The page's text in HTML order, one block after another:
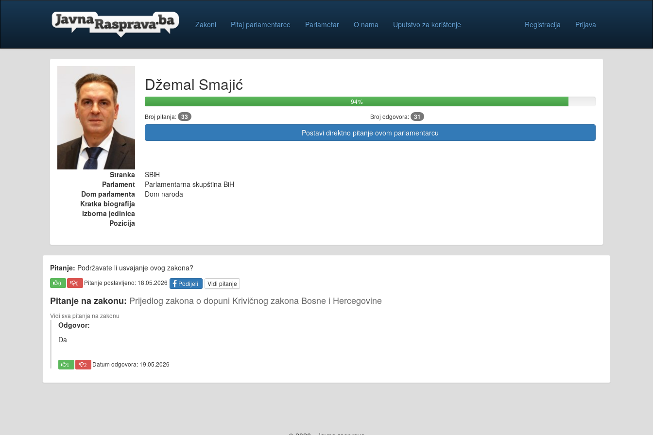
Zakoni Pitaj parlamentarce Parlametar O nama Uputstvo za korištenje Registracija Prijava
Džemal Smajić
94%
Broj pitanja: 33 Broj odgovora: 31
Postavi direktno pitanje ovom parlamentarcu
Stranka
SBiH
Parlament
Parlamentarna skupština BiH
Dom parlamenta
Dom naroda
Kratka biografija
Izborna jedinica
Pozicija
Pitanje: Podržavate li usvajanje ovog zakona?
0 0 Pitanje postavljeno: 18.05.2026 Podijeli Vidi pitanje
Pitanje na zakonu: Prijedlog zakona o dopuni Krivičnog zakona Bosne i Hercegovine
Vidi sva pitanja na zakonu
Odgovor:
Da
1 2 Datum odgovora: 19.05.2026